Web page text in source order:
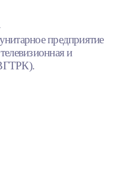
предприятие
и